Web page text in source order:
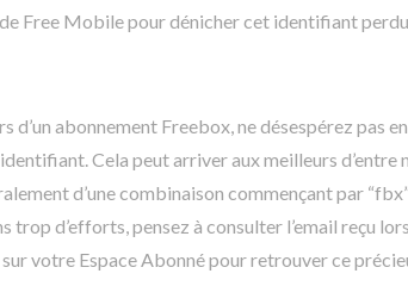
Free Mobile pour dénicher cet identifiant
d’un abonnement Freebox, ne désespérez pas
Cela peut arriver aux meilleurs
d’une combinaison commençant par
trop d’efforts, pensez à consulter l’email reçu
votre Espace Abonné pour retrouver ce